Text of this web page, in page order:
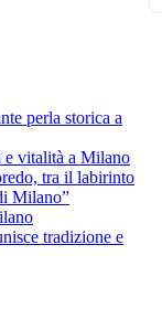
perla storica a
e vitalità a Milano
tra il labirinto
Milano”
tradizione e